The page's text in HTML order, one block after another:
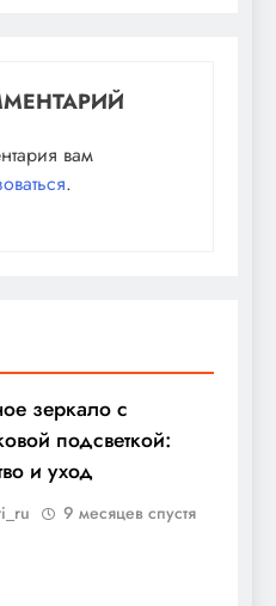
вам
.
зеркало с
подсветкой:
и уход
9 месяцев спустя